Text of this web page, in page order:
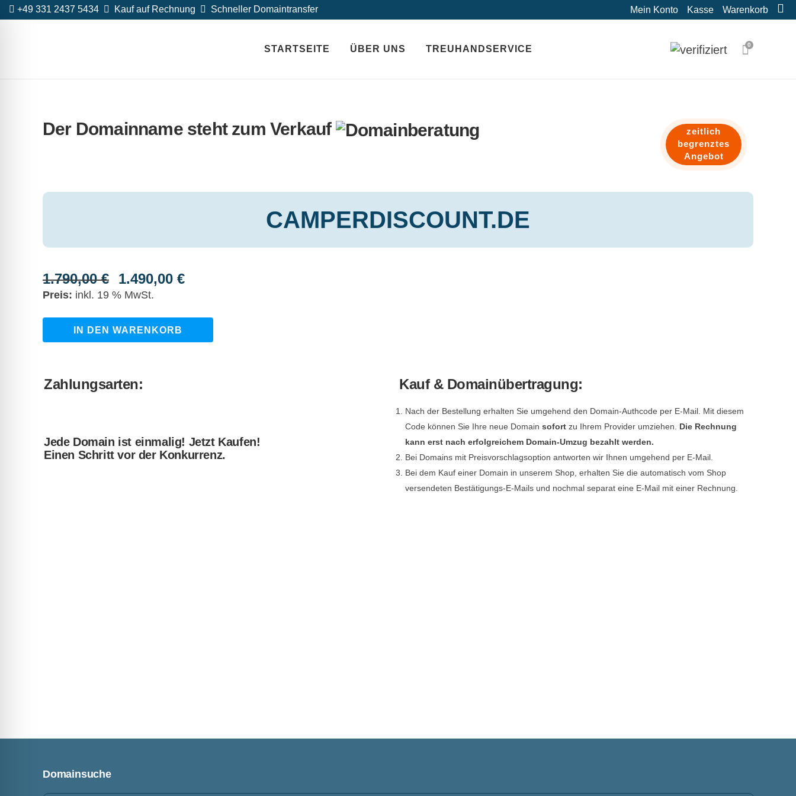
+49 331 2437 5434 Kauf auf Rechnung Schneller Domaintransfer Mein Konto Kasse Warenkorb
0
STARTSEITE ÜBER UNS TREUHANDSERVICE
zeitlich
begrenztes
Angebot
Der Domainname steht zum Verkauf
CAMPERDISCOUNT.DE
1.790,00€
Ursprünglicher
Preis
1.790,00 €
1.490,00 €Aktueller
inkl. 19 % MwSt.
camperdiscount.de
IN DEN WARENKORB
Zahlungsarten:
Jede Domain ist einmalig! Jetzt Kaufen!
Einen Schritt vor der Konkurrenz.
Kauf & Domainübertragung:
Nach der Bestellung erhalten Sie umgehend den Domain-Authcode per E-Mail. Mit diesem
Code können Sie Ihre neue Domain sofort zu Ihrem Provider umziehen. Die Rechnung
kann erst nach erfolgreichem Domain-Umzug bezahlt werden.
Bei Domains mit Preisvorschlagsoption antworten wir Ihnen umgehend per E-Mail.
Bei dem Kauf einer Domain in unserem Shop, erhalten Sie die automatisch vom Shop
versendeten Bestätigungs-E-Mails und nochmal separat eine E-Mail mit einer Rechnung.
Domainsuche